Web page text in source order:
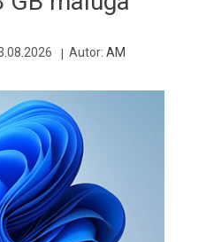
Autor: AM